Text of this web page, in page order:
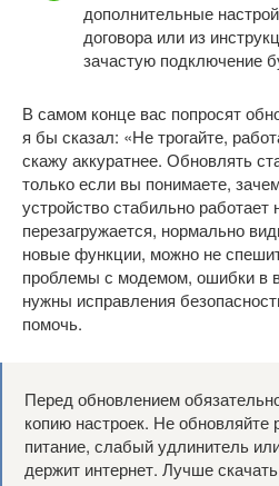
дополнительные
договора или из
зачастую подключение
В самом конце вас попросят
я бы сказал: «Не трогайте,
скажу аккуратнее. Обновлять
только если вы понимаете,
устройство стабильно работает
перезагружается, нормально
новые функции, можно не
проблемы с модемом, ошибки в
нужны исправления
помочь.
Перед обновлением
копию настроек. Не обновляйте
питание, слабый удлинитель
держит интернет. Лучше